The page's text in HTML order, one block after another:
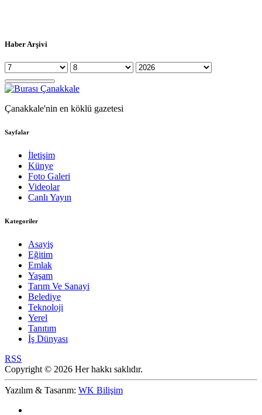
Haber Arşivi
Çanakkale'nin en köklü gazetesi
Sayfalar
İletişim
Künye
Foto Galeri
Videolar
Canlı Yayın
Kategoriler
Asayiş
Eğitim
Emlak
Yaşam
Tarım Ve Sanayi
Belediye
Teknoloji
Yerel
Tanıtım
İş Dünyası
RSS
Copyright © 2026 Her hakkı saklıdır.
Yazılım & Tasarım: WK Bilişim